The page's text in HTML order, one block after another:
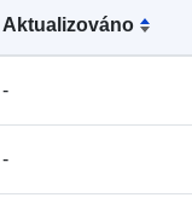
Aktualizováno
-
-